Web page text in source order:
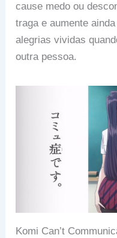
cause medo ou
traga e aumente
alegrias vividas
outra pessoa.
Komi Can’t